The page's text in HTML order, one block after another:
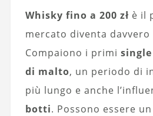
Whisky fino a 200 zł è il
mercato diventa
Compaiono i primi
di malto, un periodo di
più lungo e anche
botti. Possono essere